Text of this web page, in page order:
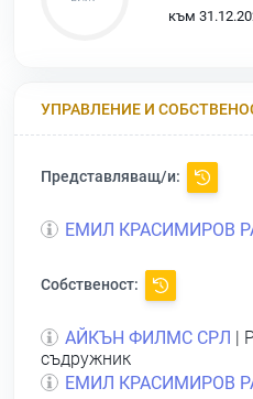
към
УПРАВЛЕНИЕ И
Представляващ/и:
ЕМИЛ КРАСИМИРОВ
Собственост:
АЙКЪН ФИЛМС СРЛ
|
съдружник
ЕМИЛ КРАСИМИРОВ